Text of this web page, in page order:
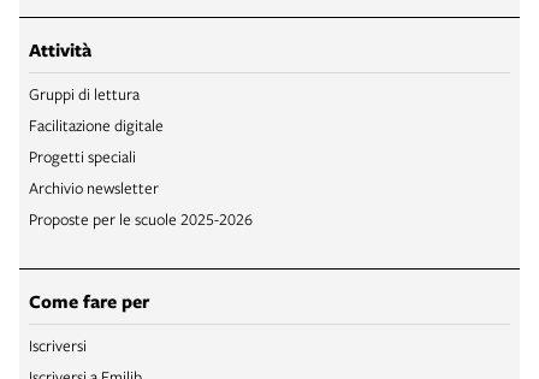
Attività
Gruppi di lettura
Facilitazione digitale
Progetti speciali
Archivio newsletter
Proposte per le scuole 2025-2026
Come fare per
Iscriversi